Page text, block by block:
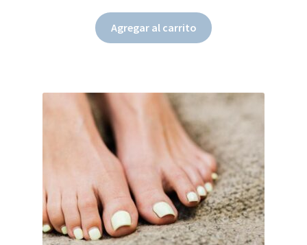
Agregar al carrito